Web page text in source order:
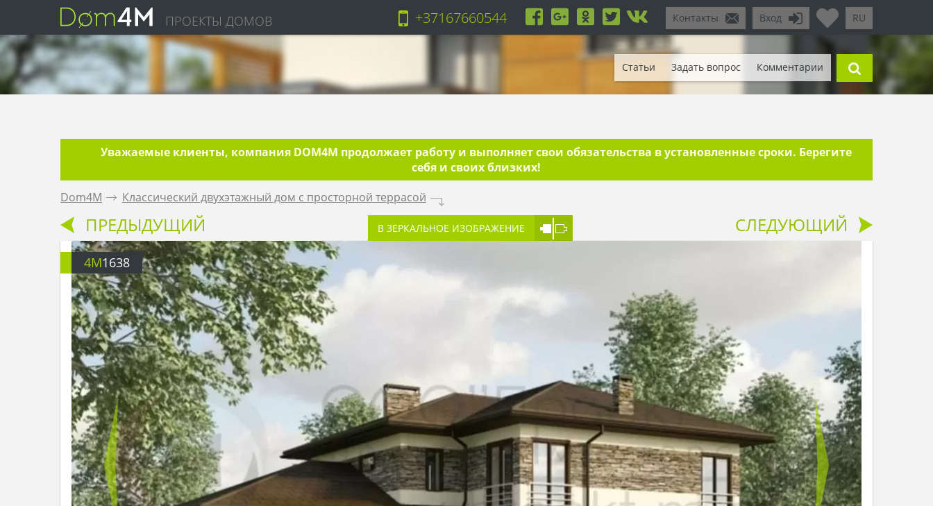
ПРОЕКТЫ ДОМОВ RU
Вход
Контакты
+37167660544
Статьи Задать вопрос Комментарии
Уважаемые клиенты, компания DOM4M продолжает работу и выполняет свои обязательства в установленные сроки. Берегите
себя и своих близких!
Dom4M . Классический двухэтажный дом с просторной террасой .
ПРЕДЫДУЩИЙ В ЗЕРКАЛЬНОЕ ИЗОБРАЖЕНИЕ СЛЕДУЮЩИЙ
4M1638